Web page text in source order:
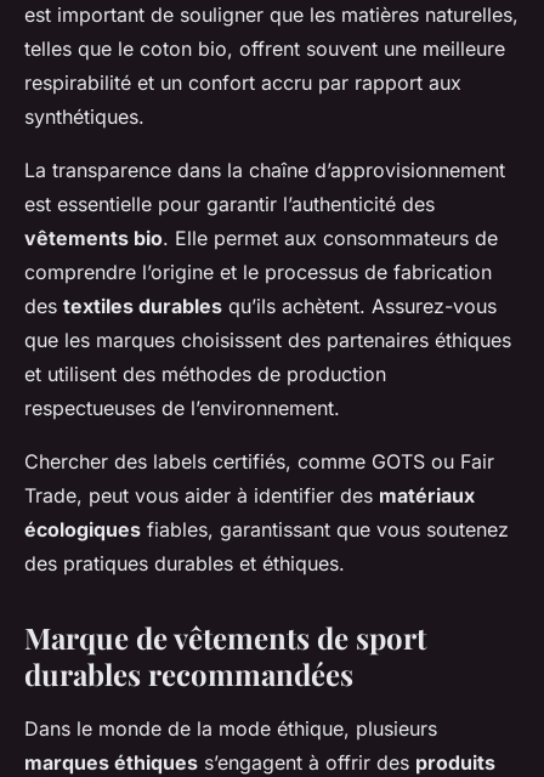
est important de souligner que les matières naturelles,
telles que le coton bio, offrent souvent une meilleure
respirabilité et un confort accru par rapport aux
synthétiques.
La transparence dans la chaîne d’approvisionnement
est essentielle pour garantir l’authenticité des
vêtements bio. Elle permet aux consommateurs de
comprendre l’origine et le processus de fabrication
des textiles durables qu’ils achètent. Assurez-vous
que les marques choisissent des partenaires éthiques
et utilisent des méthodes de production
respectueuses de l’environnement.
Chercher des labels certifiés, comme GOTS ou Fair
Trade, peut vous aider à identifier des matériaux
écologiques fiables, garantissant que vous soutenez
des pratiques durables et éthiques.
Marque de vêtements de sport
durables recommandées
Dans le monde de la mode éthique, plusieurs
marques éthiques s’engagent à offrir des produits